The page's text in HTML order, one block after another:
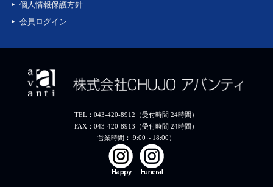
個人情報保護方針
会員ログイン
TEL：043-420-8912（受付時間 24時間）
FAX：043-420-8913（受付時間 24時間）
営業時間：:9:00～18:00）